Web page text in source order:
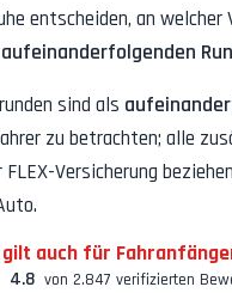
entscheiden, an
sind als
zu betrachten; alle
Versicherung
gilt auch für
4.8 von 2.847 verifizierten